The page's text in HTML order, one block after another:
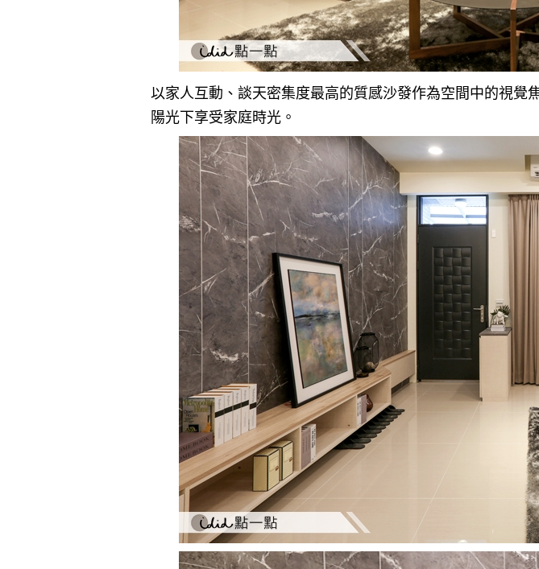
以家人互動、談天密集度最高的質感沙發作為空間中的視
陽光下享受家庭時光。